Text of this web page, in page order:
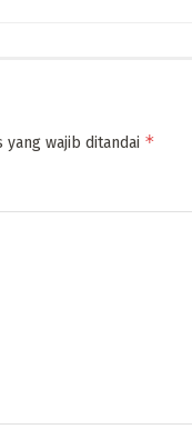
yang wajib ditandai *